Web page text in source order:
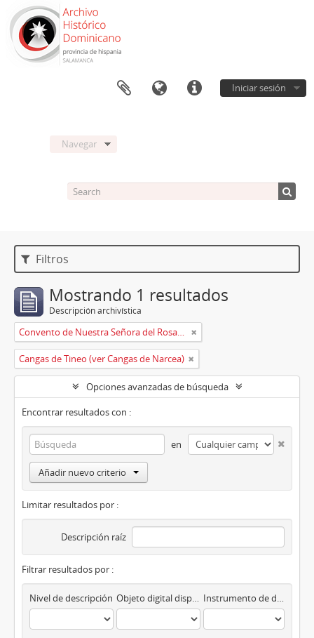
Iniciar sesión
Navegar
Filtros
Mostrando 1 resultados
Descripción archivística
Convento de Nuestra Señora del Rosario de Oviedo
Cangas de Tineo (ver Cangas de Narcea)
Opciones avanzadas de búsqueda
Encontrar resultados con :
en
Añadir nuevo criterio
Limitar resultados por :
Descripción raíz
Filtrar resultados por :
Nivel de descripción Objeto digital disponibles Instrumento de descripción